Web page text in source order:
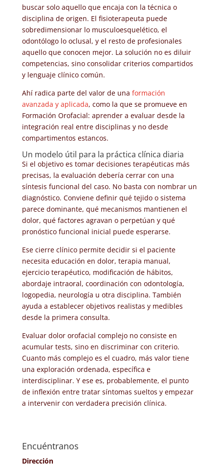
buscar solo aquello que encaja con la técnica o
disciplina de origen. El fisioterapeuta puede
sobredimensionar lo musculoesquelético, el
odontólogo lo oclusal, y el resto de profesionales
aquello que conocen mejor. La solución no es diluir
competencias, sino consolidar criterios compartidos
y lenguaje clínico común.
Ahí radica parte del valor de una formación
avanzada y aplicada, como la que se promueve en
Formación Orofacial: aprender a evaluar desde la
integración real entre disciplinas y no desde
compartimentos estancos.
Un modelo útil para la práctica clínica diaria
Si el objetivo es tomar decisiones terapéuticas más
precisas, la evaluación debería cerrar con una
síntesis funcional del caso. No basta con nombrar un
diagnóstico. Conviene definir qué tejido o sistema
parece dominante, qué mecanismos mantienen el
dolor, qué factores agravan o perpetúan y qué
pronóstico funcional inicial puede esperarse.
Ese cierre clínico permite decidir si el paciente
necesita educación en dolor, terapia manual,
ejercicio terapéutico, modificación de hábitos,
abordaje intraoral, coordinación con odontología,
logopedia, neurología u otra disciplina. También
ayuda a establecer objetivos realistas y medibles
desde la primera consulta.
Evaluar dolor orofacial complejo no consiste en
acumular tests, sino en discriminar con criterio.
Cuanto más complejo es el cuadro, más valor tiene
una exploración ordenada, específica e
interdisciplinar. Y ese es, probablemente, el punto
de inflexión entre tratar síntomas sueltos y empezar
a intervenir con verdadera precisión clínica.
Encuéntranos
Dirección